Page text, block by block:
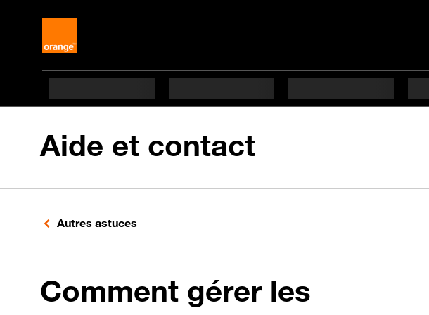
Aide et contact
Autres astuces
Comment gérer les